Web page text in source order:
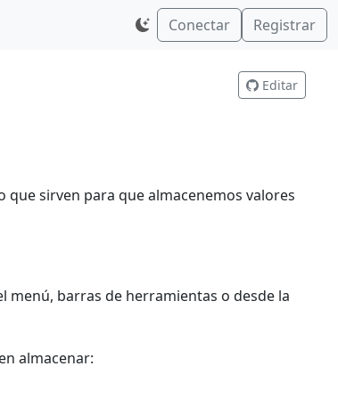
Conectar Registrar
Editar
sirven para que almacenemos valores
menú, barras de herramientas o desde la
almacenar: